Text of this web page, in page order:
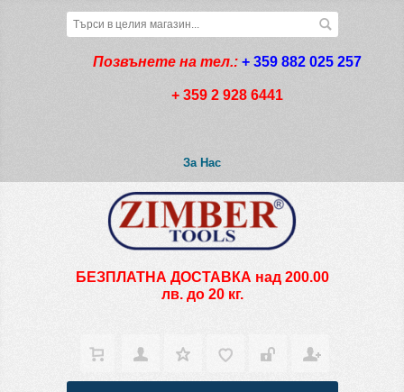
Позвънете на тел.: + 359 882 025 257
+ 359 2 928 6441
За Нас
БЕЗПЛАТНА ДОСТАВКА над 200.00
лв. до 20 кг.